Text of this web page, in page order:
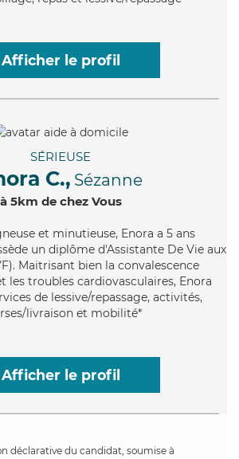
Afficher le profil
SÉRIEUSE
C., Sézanne
à 5km de chez Vous
et minutieuse, Enora a 5 ans
un diplôme d'Assistante De Vie aux
Maitrisant bien la convalescence
les troubles cardiovasculaires, Enora
de lessive/repassage, activités,
livraison et mobilité*
Afficher le profil
déclarative du candidat, soumise à